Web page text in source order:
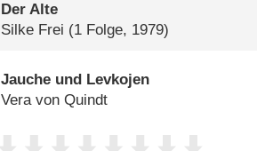
Der Alte
Silke Frei (1 Folge, 1979)
Jauche und Levkojen
Vera von Quindt